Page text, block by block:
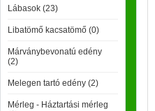
Lábasok (23)
Libatömő kacsatömő (0)
Márványbevonatú edény
(2)
Melegen tartó edény (2)
Mérleg - Háztartási mérleg